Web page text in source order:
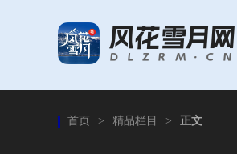
首页 > 精品栏目 > 正文